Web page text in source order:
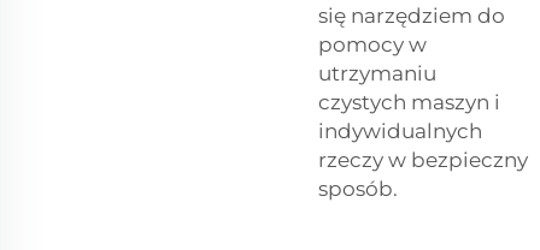
się narzędziem do
pomocy w
utrzymaniu
czystych maszyn i
indywidualnych
rzeczy w bezpieczny
sposób.